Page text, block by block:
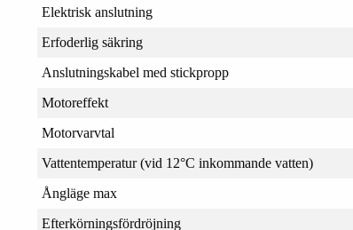
Elektrisk anslutning
Erfoderlig säkring
Anslutningskabel med stickpropp
Motoreffekt
Motorvarvtal
Vattentemperatur (vid 12°C inkommande vatten)
Ångläge max
Efterkörningsfördröjning